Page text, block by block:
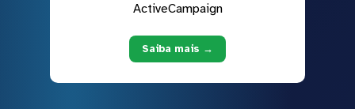
ActiveCampaign
Saiba mais →